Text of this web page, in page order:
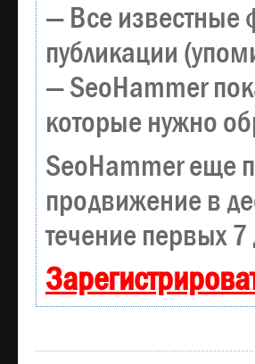
— Все известные
публикации
— SeoHammer
которые нужно
SeoHammer еще
продвижение в
течение первых 7